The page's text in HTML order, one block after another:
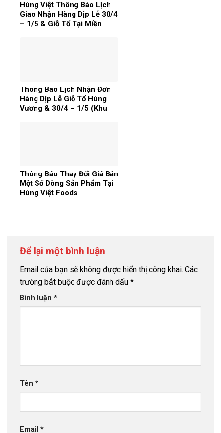
Hùng Việt Thông Báo Lịch
Giao Nhận Hàng Dịp Lễ 30/4
– 1/5 & Giỗ Tổ Tại Miền
Thông Báo Lịch Nhận Đơn
Hàng Dịp Lễ Giỗ Tổ Hùng
Vương & 30/4 – 1/5 (Khu
Thông Báo Thay Đổi Giá Bán
Một Số Dòng Sản Phẩm Tại
Hùng Việt Foods
Để lại một bình luận
Email của bạn sẽ không được hiển thị công khai. Các
trường bắt buộc được đánh dấu *
Bình luận *
Tên *
Email *